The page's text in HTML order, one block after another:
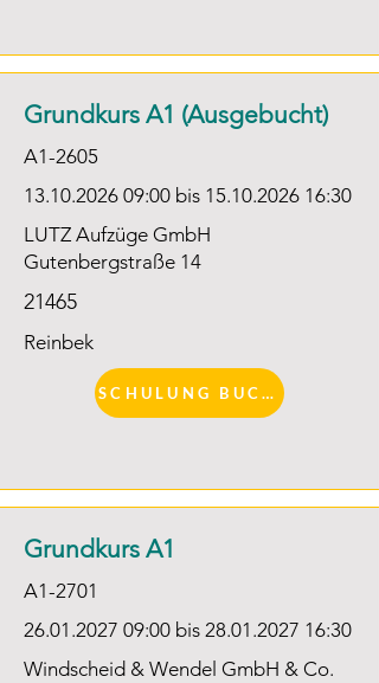
Grundkurs A1 (Ausgebucht)
A1-2605
13.10.2026 09:00 bis 15.10.2026 16:30
LUTZ Aufzüge GmbH
Gutenbergstraße 14
21465
Reinbek
SCHULUNG BUCHEN
Grundkurs A1
A1-2701
26.01.2027 09:00 bis 28.01.2027 16:30
Windscheid & Wendel GmbH & Co.